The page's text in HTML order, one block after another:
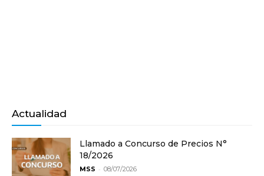
Actualidad
Llamado a Concurso de Precios N°
18/2026
MSS - 08/07/2026